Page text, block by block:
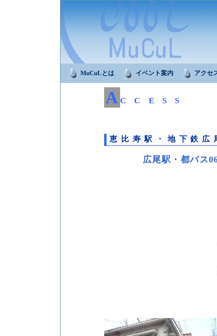
MuCuLとは イベント案内 アクセ
A CCESS
恵比寿駅・地下鉄広
広尾駅・都バス